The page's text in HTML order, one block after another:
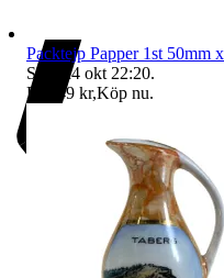
Packtejp Papper 1st 50mm
Sluttid4 okt 22:20.
Pris:
49 kr,Köp nu.